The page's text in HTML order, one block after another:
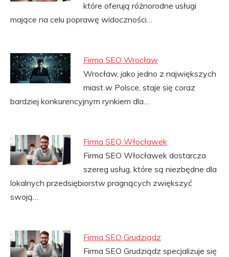
które oferują różnorodne usługi
mające na celu poprawę widoczności…
Firma SEO Wrocław
Wrocław, jako jedno z największych
miast w Polsce, staje się coraz
bardziej konkurencyjnym rynkiem dla…
Firma SEO Włocławek
Firma SEO Włocławek dostarcza
szereg usług, które są niezbędne dla
lokalnych przedsiębiorstw pragnących zwiększyć
swoją…
Firma SEO Grudziądz
Firma SEO Grudziądz specjalizuje się